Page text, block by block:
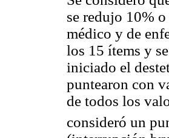
se redujo 10%
médico y de
los 15 ítems y
iniciado el
puntearon con
de todos los
consideró un